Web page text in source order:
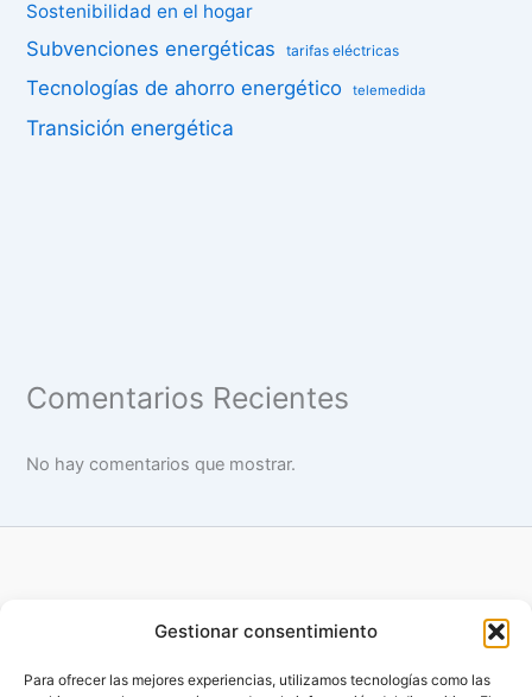
Gestionar consentimiento
Para ofrecer las mejores experiencias, utilizamos tecnologías como las
Sostenibilidad en el hogar
Subvenciones energéticas tarifas eléctricas
Tecnologías de ahorro energético telemedida
Transición energética
Comentarios Recientes
No hay comentarios que mostrar.